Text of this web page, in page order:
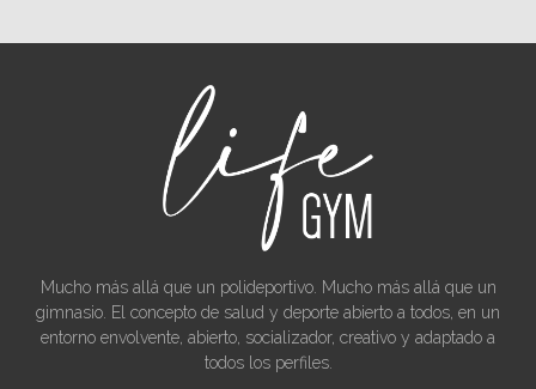
Mucho más allá que un polideportivo. Mucho más allá que un
gimnasio. El concepto de salud y deporte abierto a todos, en un
entorno envolvente, abierto, socializador, creativo y adaptado a
todos los perfiles.